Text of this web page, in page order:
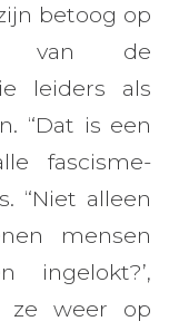
betoog op
van de
leiders als
“Dat is een
fascisme-
“Niet alleen
mensen
ingelokt?’,
ze weer op